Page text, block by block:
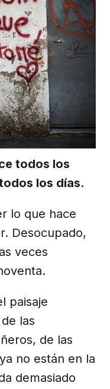
todos los
los días.
lo que hace
Desocupado,
veces
paisaje
las
de las
no están en la
demasiado